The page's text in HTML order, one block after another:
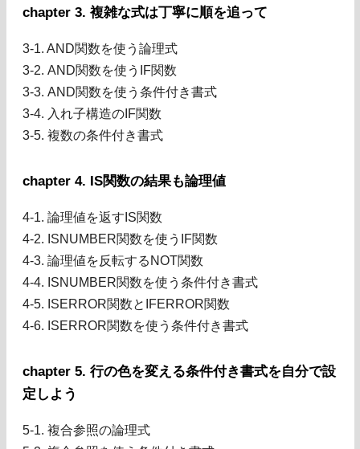
chapter 3. 複雑な式は丁寧に順を追って
3-1. AND関数を使う論理式
3-2. AND関数を使うIF関数
3-3. AND関数を使う条件付き書式
3-4. 入れ子構造のIF関数
3-5. 複数の条件付き書式
chapter 4. IS関数の結果も論理値
4-1. 論理値を返すIS関数
4-2. ISNUMBER関数を使うIF関数
4-3. 論理値を反転するNOT関数
4-4. ISNUMBER関数を使う条件付き書式
4-5. ISERROR関数とIFERROR関数
4-6. ISERROR関数を使う条件付き書式
chapter 5. 行の色を変える条件付き書式を自分で設
定しよう
5-1. 複合参照の論理式